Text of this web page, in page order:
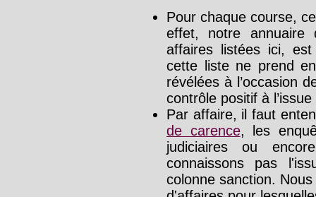
Pour chaque course,
effet, notre annuaire
affaires listées ici,
cette liste ne prend
révélées à l’occasion
contrôle positif à
Par affaire, il faut
de carence, les
judiciaires ou
connaissons pas
colonne sanction.